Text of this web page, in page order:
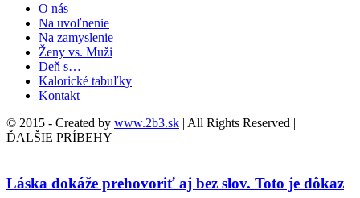
O nás
Na uvoľnenie
Na zamyslenie
Ženy vs. Muži
Deň s…
Kalorické tabuľky
Kontakt
© 2015 - Created by www.2b3.sk | All Rights Reserved |
ĎALŠIE PRÍBEHY
Láska dokáže prehovoriť aj bez slov. Toto je dôkaz